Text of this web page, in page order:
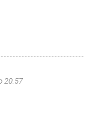
20.57